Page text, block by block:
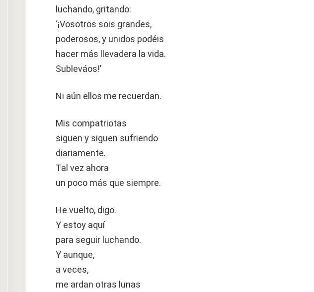
luchando, gritando:
‘¡Vosotros sois grandes,
poderosos, y unidos podéis
hacer más llevadera la vida.
Subleváos!’
Ni aún ellos me recuerdan.
Mis compatriotas
siguen y siguen sufriendo
diariamente.
Tal vez ahora
un poco más que siempre.
He vuelto, digo.
Y estoy aquí
para seguir luchando.
Y aunque,
a veces,
me ardan otras lunas